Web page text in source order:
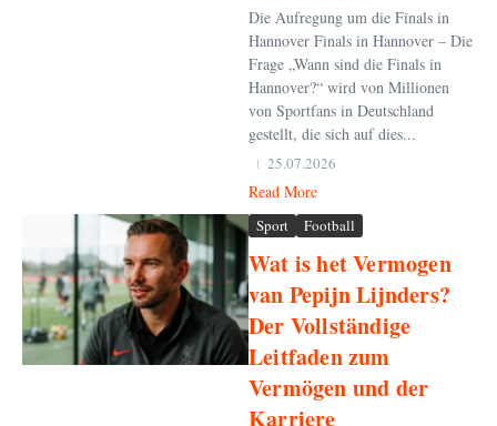
Die Aufregung um die Finals in
Hannover Finals in Hannover – Die
Frage „Wann sind die Finals in
Hannover?“ wird von Millionen
von Sportfans in Deutschland
gestellt, die sich auf dies...
25.07.2026
Read More
Sport Football
Wat is het Vermogen
van Pepijn Lijnders?
Der Vollständige
Leitfaden zum
Vermögen und der
Karriere